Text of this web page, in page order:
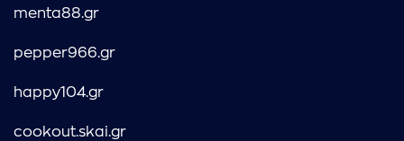
menta88.gr
pepper966.gr
happy104.gr
cookout.skai.gr